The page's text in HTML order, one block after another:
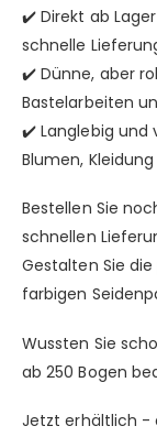
✔️ Direkt ab
schnelle
✔️ Dünne, aber
Bastelarbeiten
✔️ Langlebig und
Blumen,
Bestellen Sie
schnellen
Gestalten Sie
farbigen
Wussten Sie
ab 250 Bogen
Jetzt erhältlich -